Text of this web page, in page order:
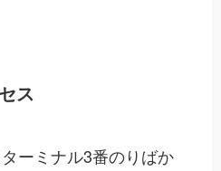
ス
ーミナル3番のりばか